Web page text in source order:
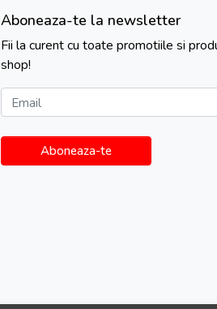
Aboneaza-te la newsletter
Fii la curent cu toate promotiile si
shop!
Email
Aboneaza-te